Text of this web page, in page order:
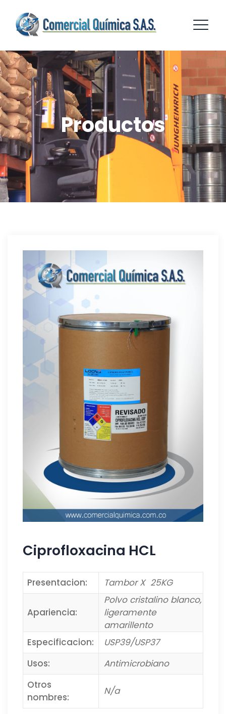
Productos
Ciprofloxacina HCL
Presentacion: Tambor X 25KG
Apariencia:
Polvo cristalino blanco,
ligeramente
amarillento
Especificacion:
USP39/USP37
Usos:
Antimicrobiano
Otros
nombres:
N/a